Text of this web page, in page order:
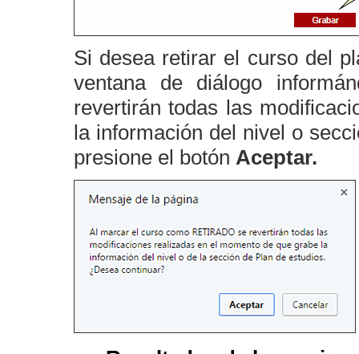
Si desea retirar el curso del
ventana de diálogo
revertirán todas las
la información del nivel o
presione el botón Aceptar.